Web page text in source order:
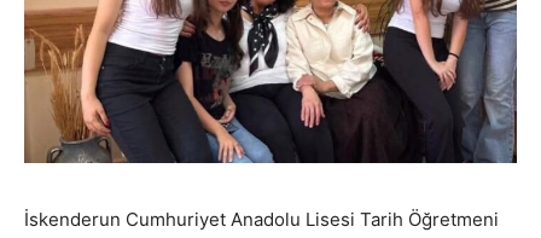
İskenderun Cumhuriyet Anadolu Lisesi Tarih Öğretmeni